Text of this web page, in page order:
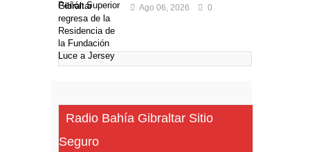
Ago 06, 2026 0
Radio Bahía Gibraltar Sitio
Seguro